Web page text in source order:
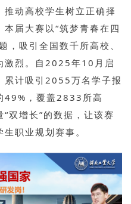
动高校学生树立正确择
届大赛以“筑梦青春在四
，吸引全国数千所高校、
激烈。自2025年10月启
累计吸引2055万名学子报
49%，覆盖2833所高
双增长”的数据，让该赛
职业规划赛事。